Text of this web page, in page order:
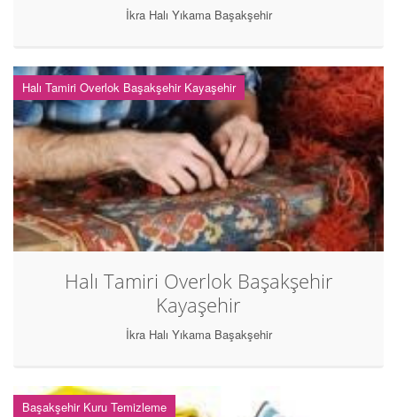
İkra Halı Yıkama Başakşehir
Halı Tamiri Overlok Başakşehir Kayaşehir
Halı Tamiri Overlok Başakşehir
Kayaşehir
İkra Halı Yıkama Başakşehir
Başakşehir Kuru Temizleme